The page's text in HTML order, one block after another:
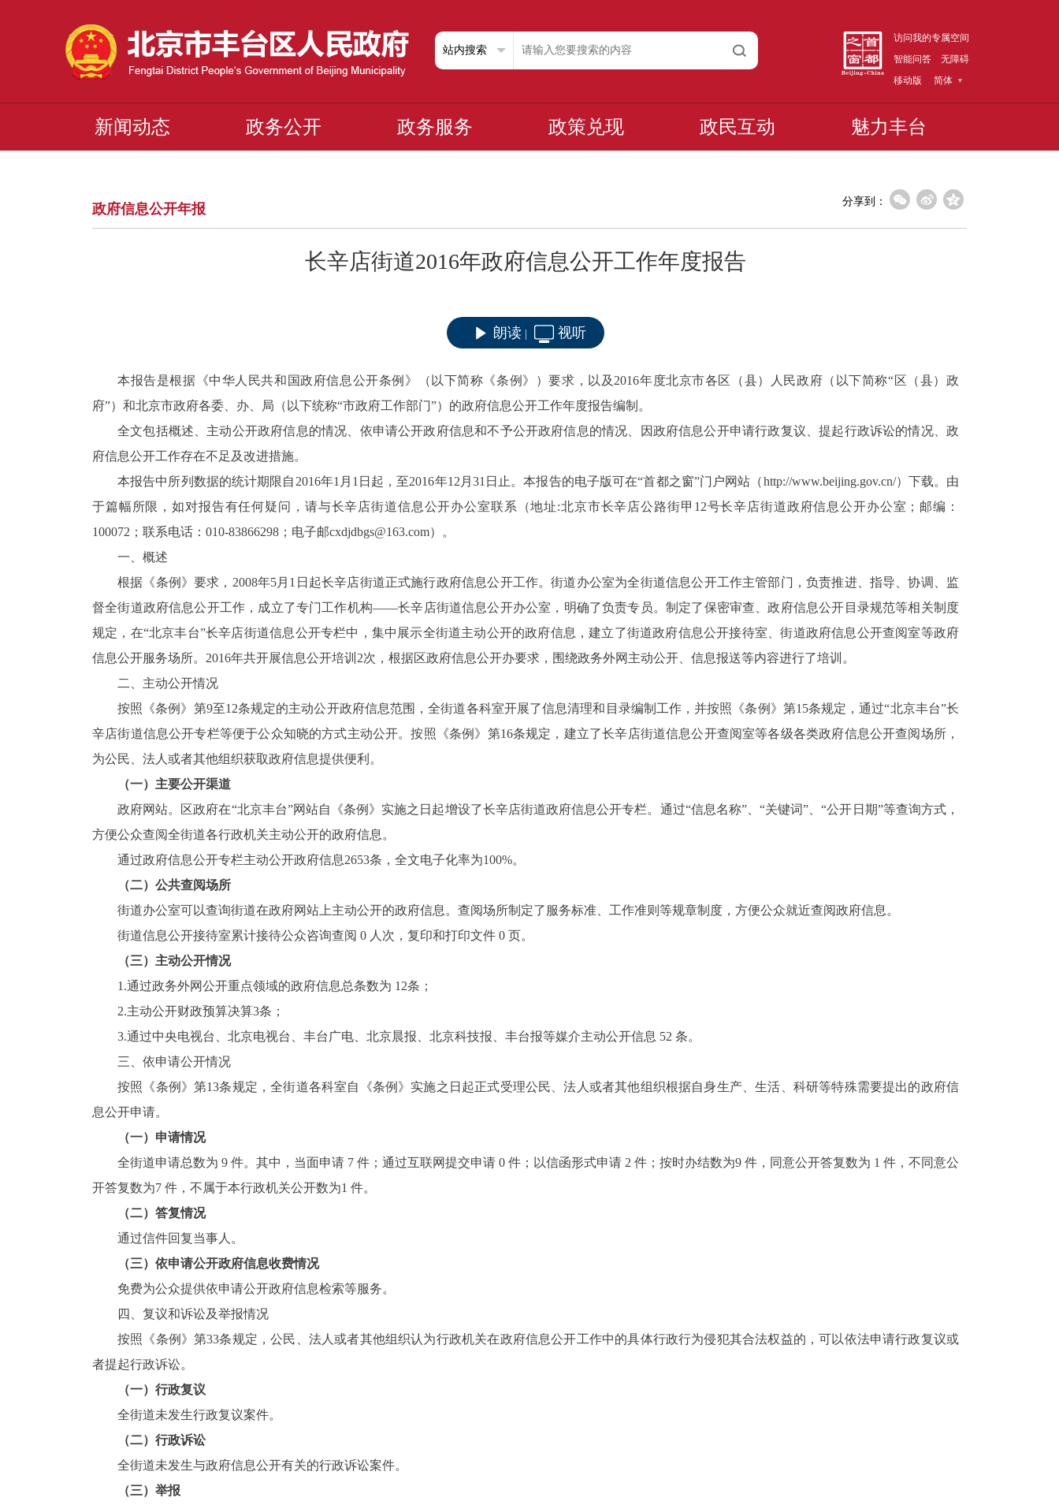
访问我的专属空间
智能问答
无障碍
移动版
简体
新闻动态 政务公开 政务服务 政策兑现 政民互动 魅力丰台
政府信息公开年报 分享到：
长辛店街道2016年政府信息公开工作年度报告
朗读 视听
本报告是根据《中华人民共和国政府信息公开条例》（以下简称《条例》）要求，以及 2016年度北京市各区（县）人民政府（以下简称“区（县）政
府”）和北京市政府各委、办、局（以下统称“市政府工作部门”）的政府信息公开工作年度报告编制。
全文包括概述、主动公开政府信息的情况、依申请公开政府信息和不予公开政府信息的情况、因政府信息公开申请行政复议、提起行政诉讼的情况、政
府信息公开工作存在不足及改进措施。
本报告中所列数据的统计期限自 2016年1 月 1 日起，至2016年12 月 31 日止。本报告的电子版可在“首都之窗”门户网站（http://www.beijing.gov.cn/）下载。由
于篇幅所限，如对报告有任何疑问，请与长辛店街道信息公开办公室联系（地址:北京市长辛店公路街甲 12号长辛店街道政府信息公开办公室；邮编：
100072 ； 联系电话： 010-83866298 ；电子邮cxdjdbgs@163.com）。
一、概述
根据《条例》要求， 2008年5月 1 日起长辛店街道正式施行政府信息公开工作。街道办公室为全街道信息公开工作主管部门，负责推进、指导、协调、监
督全街道政府信息公开工作，成立了专门工作机构——长辛店街道信息公开办公室，明确了负责专员。制定了保密审查、政府信息公开目录规范等相关制度
规定，在“北京丰台”长辛店街道信息公开专栏中，集中展示全街道主动公开的政府信息，建立了街道政府信息公开接待室、街道政府信息公开查阅室等政府
信息公开服务场所。 2016年共开展信息公开培训 2次，根据区政府信息公开办要求，围绕政务外网主动公开、信息报送等内容进行了培训。
二、主动公开情况
按照《条例》第9至12条规定的主动公开政府信息范围，全街道各科室开展了信息清理和目录编制工作，并按照《条例》第15条规定，通过“北京丰台”长
辛店街道信息公开专栏等便于公众知晓的方式主动公开。按照《条例》第16条规定，建立了长辛店街道信息公开查阅室等各级各类政府信息公开查阅场所，
为公民、法人或者其他组织获取政府信息提供便利。
（一）主要公开渠道
政府网站。区政府在“北京丰台”网站自《条例》实施之日起增设了长辛店街道政府信息公开专栏。通过“信息名称”、“关键词”、“公开日期”等查询方式，
方便公众查阅全街道各行政机关主动公开的政府信息。
通过政府信息公开专栏主动公开政府信息2653条，全文电子化率为100%。
（二）公共查阅场所
街道办公室可以查询街道在政府网站上主动公开的政府信息。查阅场所制定了服务标准、工作准则等规章制度，方便公众就近查阅政府信息。
街道信息公开接待室累计接待公众咨询查阅 0 人次，复印和打印文件 0 页。
（三） 主动公开情况
1.通过政务外网公开重点领域的政府信息总条数为 12条；
2.主动公开财政预算决算3条；
3.通过中央电视台、北京电视台、丰台广电、北京晨报、北京科技报、丰台报等媒介主动公开信息 52 条。
三、依申请公开情况
按照《条例》第13条规定，全街道各科室自《条例》实施之日起正式受理公民、法人或者其他组织根据自身生产、生活、科研等特殊需要提出的政府信
息公开申请。
（一）申请情况
全街道申请总数为 9 件。其中，当面申请 7 件；通过互联网提交申请 0 件；以信函形式申请 2 件；按时办结数为9 件，同意公开答复数为 1 件，不同意公
开答复数为7 件，不属于本行政机关公开数为1 件。
（二）答复情况
通过信件回复当事人。
（三）依申请公开政府信息收费情况
免费为公众提供依申请公开政府信息检索等服务。
四、复议和诉讼及举报情况
按照《条例》第33条规定，公民、法人或者其他组织认为行政机关在政府信息公开工作中的具体行政行为侵犯其合法权益的，可以依法申请行政复议或
者提起行政诉讼。
（一）行政复议
全街道未发生行政复议案件。
（二）行政诉讼
全街道未发生与政府信息公开有关的行政诉讼案件。
（三）举报